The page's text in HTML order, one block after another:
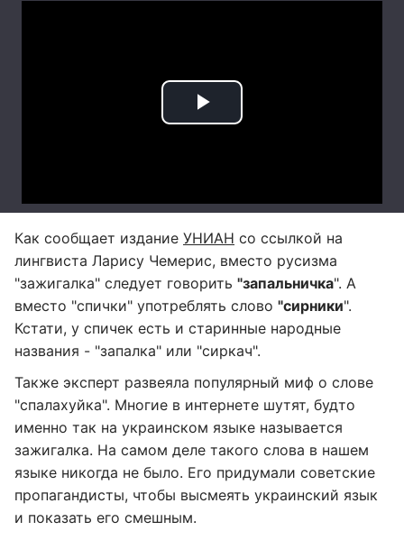
Как сообщает издание УНИАН со ссылкой на
лингвиста Ларису Чемерис, вместо русизма
"зажигалка" следует говорить "запальничка". А
вместо "спички" употреблять слово "сирники".
Кстати, у спичек есть и старинные народные
названия - "запалка" или "сиркач".
Также эксперт развеяла популярный миф о слове
"спалахуйка". Многие в интернете шутят, будто
именно так на украинском языке называется
зажигалка. На самом деле такого слова в нашем
языке никогда не было. Его придумали советские
пропагандисты, чтобы высмеять украинский язык
и показать его смешным.